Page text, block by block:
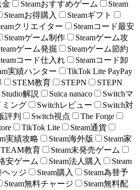
金 Steamおすすめゲーム
Steam
Steamお得購入
Steamギフト
クリエイター
Steamコード最安
Steamゲーム制作
Steamゲーム攻
ゲーム発掘
Steamゲーム節約
コード仕入れ
Steamコード卸
実績ハンター
TikTok Lite PayPay
STEM教育 STEPN
STEPN
Studio解説 Suica nanaco
Switchマ
ミング Switchレビュー
Switch対
評判 Switch視点
The Forge
TikTok Lite
Steam通貨
実績攻略 Steam海外版
Steam家
教育
Steam未発売ゲーム
安ゲーム Steam法人購入
Steam
ヘッジ Steam購入
Steam為替予
Steam無料チャージ
Steam無料配